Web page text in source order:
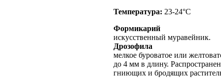
Температура: 23-24°C
Формикарий
искусственный муравейник.
Дрозофила
мелкое буроватое или
до 4 мм в длину.
гниющих и бродящих